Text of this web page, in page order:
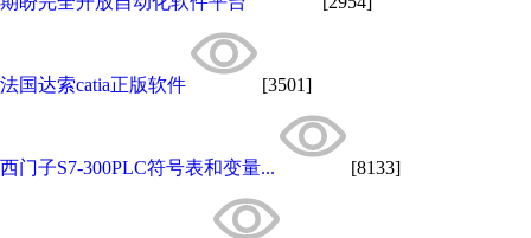
法国达索catia正版软件 [3501]
西门子S7-300PLC符号表和变量... [8133]